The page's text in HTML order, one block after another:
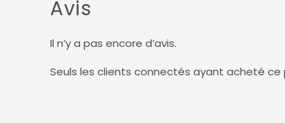
Avis
Il n’y a pas encore d’avis.
Seuls les clients connectés ayant acheté